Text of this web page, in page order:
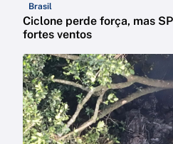
Brasil
Ciclone perde força, mas
fortes ventos